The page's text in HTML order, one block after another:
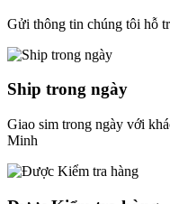
Gửi thông tin chúng tôi hỗ
Ship trong ngày
Giao sim trong ngày với
Minh